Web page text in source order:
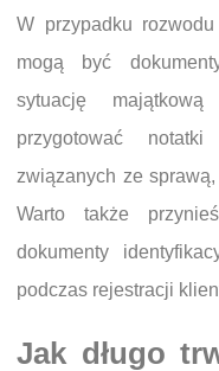
W przypadku
mogą być
sytuację
przygotować
związanych ze
Warto także
dokumenty
podczas rejestracji
Jak długo